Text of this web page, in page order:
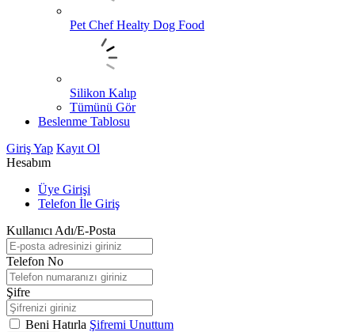
Pet Chef Healty Dog Food
Silikon Kalıp
Tümünü Gör
Beslenme Tablosu
Giriş Yap Kayıt Ol
Hesabım
Üye Girişi
Telefon İle Giriş
Kullanıcı Adı/E-Posta
Telefon No
Şifre
Beni Hatırla Şifremi Unuttum